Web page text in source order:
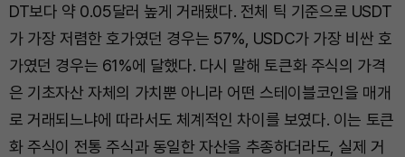
DT보다 약 0.05달러 높게 거래됐다. 전체 틱 기준으로 USDT
가 가장 저렴한 호가였던 경우는 57%, USDC가 가장 비싼 호
가였던 경우는 61%에 달했다. 다시 말해 토큰화 주식의 가격
은 기초자산 자체의 가치뿐 아니라 어떤 스테이블코인을 매개
로 거래되느냐에 따라서도 체계적인 차이를 보였다. 이는 토큰
화 주식이 전통 주식과 동일한 자산을 추종하더라도, 실제 거